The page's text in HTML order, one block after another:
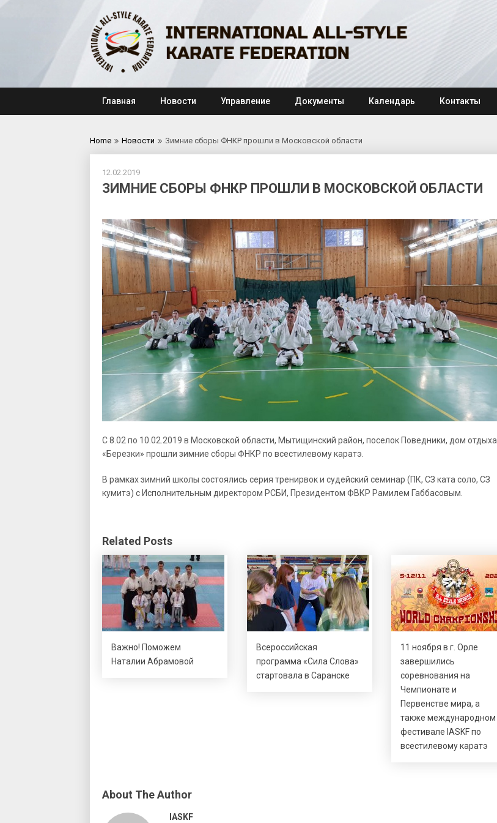
Главная Новости Управление Документы Календарь Контакты
Home Новости Зимние сборы ФНКР прошли в Московской области
12.02.2019
ЗИМНИЕ СБОРЫ ФНКР ПРОШЛИ В МОСКОВСКОЙ ОБЛАСТИ
С 8.02 по 10.02.2019 в Московской области, Мытищинский район, поселок Поведники, дом отдыха
«Березки» прошли зимние сборы ФНКР по всестилевому каратэ.
В рамках зимний школы состоялись серия тренирвок и судейский семинар (ПК, СЗ ката соло, СЗ
кумитэ) с Исполнительным директором РСБИ, Президентом ФВКР Рамилем Габбасовым.
Related Posts
Важно! Поможем
Наталии Абрамовой
Всероссийская
программа «Сила Слова»
стартовала в Саранске
11 ноября в г. Орле
завершились
соревнования на
Чемпионате и
Первенстве мира, а
также международном
фестивале IASKF по
всестилевому каратэ
About The Author
IASKF